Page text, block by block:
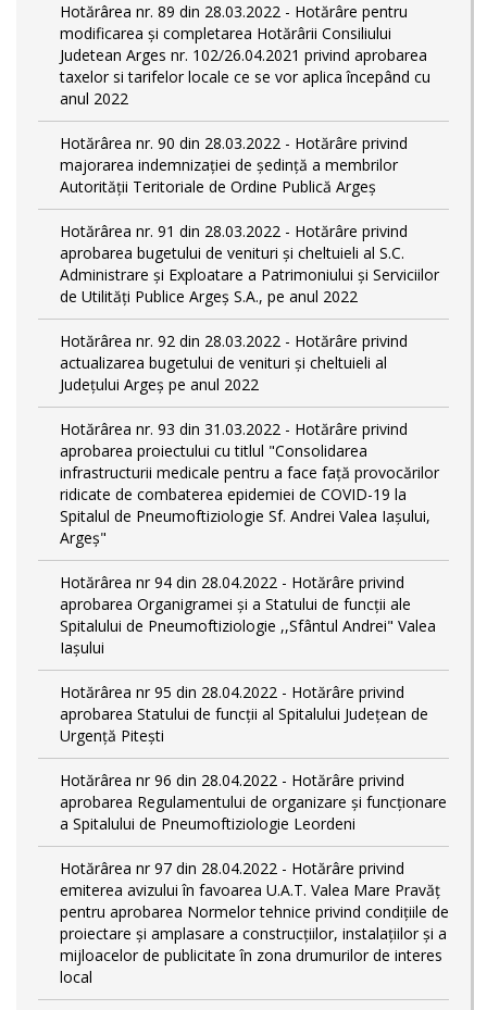
Hotărârea nr. 89 din 28.03.2022 - Hotărâre pentru
modificarea și completarea Hotărârii Consiliului
Judetean Arges nr. 102/26.04.2021 privind aprobarea
taxelor si tarifelor locale ce se vor aplica începând cu
anul 2022
Hotărârea nr. 90 din 28.03.2022 - Hotărâre privind
majorarea indemnizației de ședință a membrilor
Autorității Teritoriale de Ordine Publică Argeș
Hotărârea nr. 91 din 28.03.2022 - Hotărâre privind
aprobarea bugetului de venituri și cheltuieli al S.C.
Administrare și Exploatare a Patrimoniului și Serviciilor
de Utilități Publice Argeș S.A., pe anul 2022
Hotărârea nr. 92 din 28.03.2022 - Hotărâre privind
actualizarea bugetului de venituri și cheltuieli al
Județului Argeș pe anul 2022
Hotărârea nr. 93 din 31.03.2022 - Hotărâre privind
aprobarea proiectului cu titlul "Consolidarea
infrastructurii medicale pentru a face față provocărilor
ridicate de combaterea epidemiei de COVID-19 la
Spitalul de Pneumoftiziologie Sf. Andrei Valea Iașului,
Argeș"
Hotărârea nr 94 din 28.04.2022 - Hotărâre privind
aprobarea Organigramei și a Statului de funcții ale
Spitalului de Pneumoftiziologie ,,Sfântul Andrei" Valea
Iașului
Hotărârea nr 95 din 28.04.2022 - Hotărâre privind
aprobarea Statului de funcții al Spitalului Județean de
Urgență Pitești
Hotărârea nr 96 din 28.04.2022 - Hotărâre privind
aprobarea Regulamentului de organizare și funcționare
a Spitalului de Pneumoftiziologie Leordeni
Hotărârea nr 97 din 28.04.2022 - Hotărâre privind
emiterea avizului în favoarea U.A.T. Valea Mare Pravăț
pentru aprobarea Normelor tehnice privind condiţiile de
proiectare şi amplasare a construcţiilor, instalaţiilor şi a
mijloacelor de publicitate în zona drumurilor de interes
local